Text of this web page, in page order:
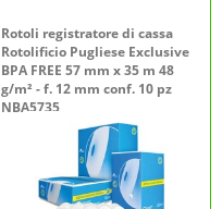
Rotoli registratore di cassa
Rotolificio Pugliese Exclusive
BPA FREE 57 mm x 35 m 48
g/m² - f. 12 mm conf. 10 pz
NBA5735